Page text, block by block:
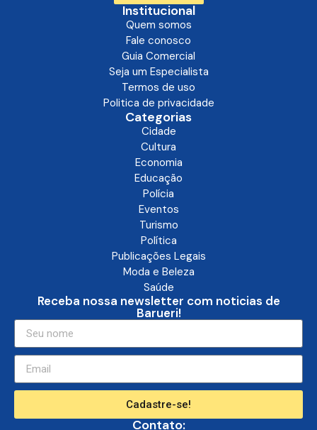
Institucional
Quem somos
Fale conosco
Guia Comercial
Seja um Especialista
Termos de uso
Politica de privacidade
Categorias
Cidade
Cultura
Economia
Educação
Polícia
Eventos
Turismo
Política
Publicações Legais
Moda e Beleza
Saúde
Receba nossa newsletter com noticias de
Barueri!
Cadastre-se!
Contato: